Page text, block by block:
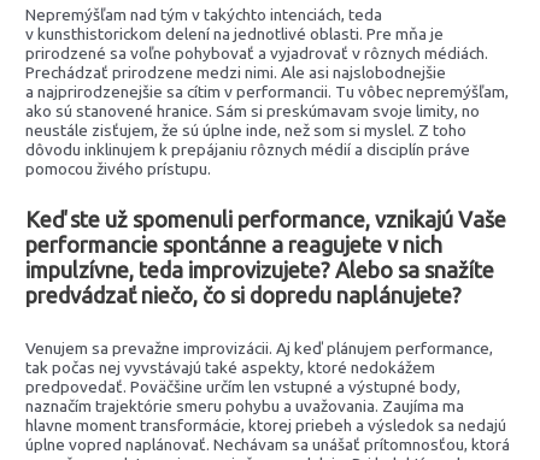
Nepremýšľam nad tým v takýchto intenciách, teda
v kunsthistorickom delení na jednotlivé oblasti. Pre mňa je
prirodzené sa voľne pohybovať a vyjadrovať v rôznych médiách.
Prechádzať prirodzene medzi nimi. Ale asi najslobodnejšie
a najprirodzenejšie sa cítim v performancii. Tu vôbec nepremýšľam,
ako sú stanovené hranice. Sám si preskúmavam svoje limity, no
neustále zisťujem, že sú úplne inde, než som si myslel. Z toho
dôvodu inklinujem k prepájaniu rôznych médií a disciplín práve
pomocou živého prístupu.
Keď ste už spomenuli performance, vznikajú Vaše
performancie spontánne a reagujete v nich
impulzívne, teda improvizujete? Alebo sa snažíte
predvádzať niečo, čo si dopredu naplánujete?
Venujem sa prevažne improvizácii. Aj keď plánujem performance,
tak počas nej vyvstávajú také aspekty, ktoré nedokážem
predpovedať. Poväčšine určím len vstupné a výstupné body,
naznačím trajektórie smeru pohybu a uvažovania. Zaujíma ma
hlavne moment transformácie, ktorej priebeh a výsledok sa nedajú
úplne vopred naplánovať. Nechávam sa unášať prítomnosťou, ktorá